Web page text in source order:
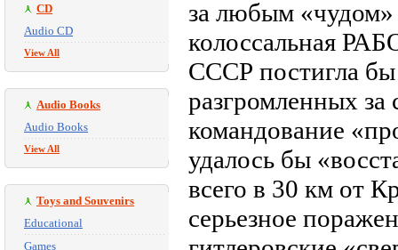
CD
Audio CD
View All
Audio Books
Audio Books
View All
Toys and Souvenirs
Educational
Games
за любым «чудом»
колоссальная
СССР постигла
разгромленных за
командование
удалось бы
всего в 30 км от
серьезное